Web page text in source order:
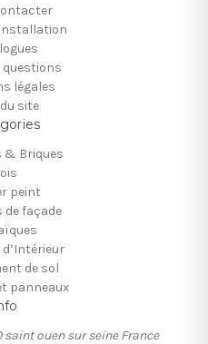
questions
légales
site
& Briques
peint
de façade
de sol
panneaux
ouen sur seine France